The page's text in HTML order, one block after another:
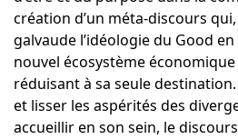
création d’un méta-discours
galvaude l’idéologie du Good
nouvel écosystème
réduisant à sa seule destination.
et lisser les aspérités des
accueillir en son sein, le